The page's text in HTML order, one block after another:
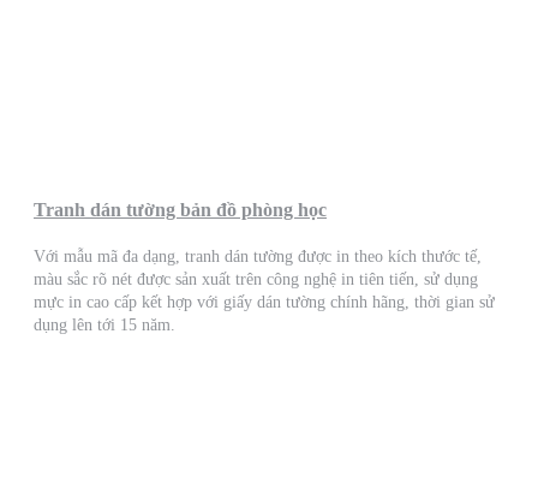
Tranh dán tường bản đồ phòng học
Với mẫu mã đa dạng, tranh dán tường được in theo kích thước tế,
màu sắc rõ nét được sản xuất trên công nghệ in tiên tiến, sử dụng
mực in cao cấp kết hợp với giấy dán tường chính hãng, thời gian sử
dụng lên tới 15 năm.